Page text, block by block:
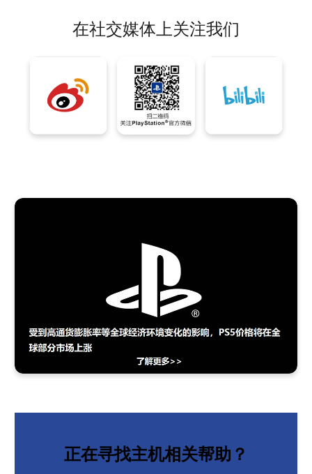
在社交媒体上关注我们
正在寻找主机相关帮助？